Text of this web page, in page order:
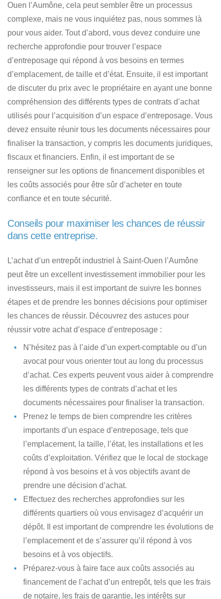
Ouen l’Aumône, cela peut sembler être un processus
complexe, mais ne vous inquiétez pas, nous sommes là
pour vous aider. Tout d’abord, vous devez conduire une
recherche approfondie pour trouver l’espace
d’entreposage qui répond à vos besoins en termes
d’emplacement, de taille et d’état. Ensuite, il est important
de discuter du prix avec le propriétaire en ayant une bonne
compréhension des différents types de contrats d’achat
utilisés pour l’acquisition d’un espace d’entreposage. Vous
devez ensuite réunir tous les documents nécessaires pour
finaliser la transaction, y compris les documents juridiques,
fiscaux et financiers. Enfin, il est important de se
renseigner sur les options de financement disponibles et
les coûts associés pour être sûr d’acheter en toute
confiance et en toute sécurité.
Conseils pour maximiser les chances de réussir
dans cette entreprise.
L’achat d’un entrepôt industriel à Saint-Ouen l’Aumône
peut être un excellent investissement immobilier pour les
investisseurs, mais il est important de suivre les bonnes
étapes et de prendre les bonnes décisions pour optimiser
les chances de réussir. Découvrez des astuces pour
réussir votre achat d’espace d’entreposage :
N’hésitez pas à l’aide d’un expert-comptable ou d’un
avocatpour vous orienter tout au long du processus
d’achat. Ces experts peuvent vous aider à comprendre
les différents types de contrats d’achat et les
documents nécessaires pour finaliser la transaction.
Prenez le temps de bien comprendre les critères
importants d’un espace d’entreposage, tels que
l’emplacement, la taille, l’état, les installations et les
coûts d’exploitation. Vérifiez que le local de stockage
répond à vos besoins et à vos objectifs avant de
prendre une décision d’achat.
Effectuez des recherches approfondies sur les
différents quartiers où vous envisagez d’acquérir un
dépôt. Il est important de comprendre les évolutions de
l’emplacement et de s’assurer qu’il répond à vos
besoins et à vos objectifs.
Préparez-vous à faire face aux coûts associés au
financementde l’achat d’un entrepôt, tels que les frais
de notaire, les frais de garantie, les intérêts sur